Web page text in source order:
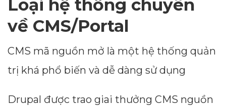
Loại hệ thống chuyên
về CMS/Portal
CMS mã nguồn mở là một hệ thống quản
trị khá phổ biến và dễ dàng sử dụng
Drupal được trao giai thưởng CMS nguồn